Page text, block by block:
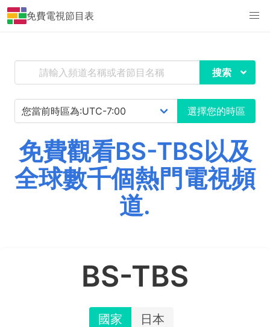
免費電視節目表
搜索
選擇您的時區
免費觀看BS-TBS以及
全球數千個熱門電視頻
道.
BS-TBS
國家 日本